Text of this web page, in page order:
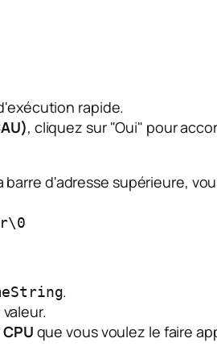
rapide.
, cliquez sur "Oui" pour
barre d'adresse supérieure,
.
que vous voulez le faire